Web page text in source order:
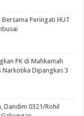
Peringati HUT
PK di Mahkamah
Narkotika Dipangkas 3
Dandim 0321/Rohil